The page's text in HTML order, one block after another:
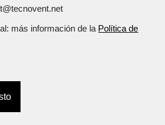
t@tecnovent.net
más información de la Política de